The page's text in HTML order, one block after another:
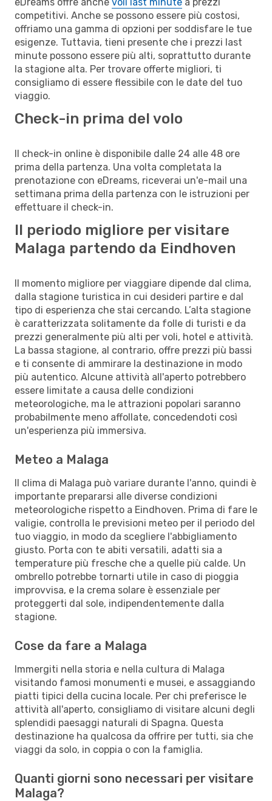
competitivi. Anche se possono essere più costosi,
offriamo una gamma di opzioni per soddisfare le tue
esigenze. Tuttavia, tieni presente che i prezzi last
minute possono essere più alti, soprattutto durante
la stagione alta. Per trovare offerte migliori, ti
consigliamo di essere flessibile con le date del tuo
viaggio.
Check-in prima del volo
Il check-in online è disponibile dalle 24 alle 48 ore
prima della partenza. Una volta completata la
prenotazione con eDreams, riceverai un'e-mail una
settimana prima della partenza con le istruzioni per
effettuare il check-in.
Il periodo migliore per visitare
Malaga partendo da Eindhoven
Il momento migliore per viaggiare dipende dal clima,
dalla stagione turistica in cui desideri partire e dal
tipo di esperienza che stai cercando. L’alta stagione
è caratterizzata solitamente da folle di turisti e da
prezzi generalmente più alti per voli, hotel e attività.
La bassa stagione, al contrario, offre prezzi più bassi
e ti consente di ammirare la destinazione in modo
più autentico. Alcune attività all'aperto potrebbero
essere limitate a causa delle condizioni
meteorologiche, ma le attrazioni popolari saranno
probabilmente meno affollate, concedendoti così
un'esperienza più immersiva.
Meteo a Malaga
Il clima di Malaga può variare durante l'anno, quindi è
importante prepararsi alle diverse condizioni
meteorologiche rispetto a Eindhoven. Prima di fare le
valigie, controlla le previsioni meteo per il periodo del
tuo viaggio, in modo da scegliere l'abbigliamento
giusto. Porta con te abiti versatili, adatti sia a
temperature più fresche che a quelle più calde. Un
ombrello potrebbe tornarti utile in caso di pioggia
improvvisa, e la crema solare è essenziale per
proteggerti dal sole, indipendentemente dalla
stagione.
Cose da fare a Malaga
Immergiti nella storia e nella cultura di Malaga
visitando famosi monumenti e musei, e assaggiando
piatti tipici della cucina locale. Per chi preferisce le
attività all'aperto, consigliamo di visitare alcuni degli
splendidi paesaggi naturali di Spagna. Questa
destinazione ha qualcosa da offrire per tutti, sia che
viaggi da solo, in coppia o con la famiglia.
Quanti giorni sono necessari per visitare
Malaga?